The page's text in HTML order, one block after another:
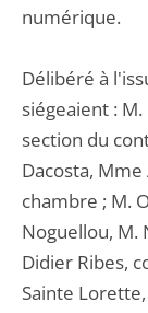
numérique.
Délibéré à
siégeaient :
section du
Dacosta,
chambre ; M.
Noguellou, M.
Didier Ribes,
Sainte